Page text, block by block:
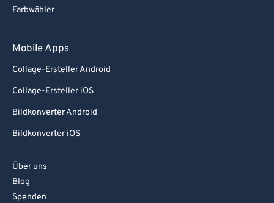
Farbwähler
Mobile Apps
Collage-Ersteller Android
Collage-Ersteller iOS
Bildkonverter Android
Bildkonverter iOS
Über uns
Blog
Spenden